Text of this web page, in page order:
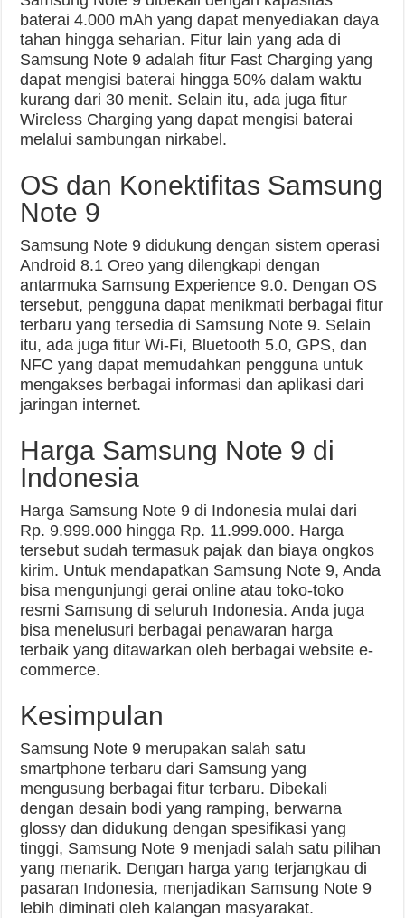
baterai 4.000 mAh yang dapat menyediakan daya
tahan hingga seharian. Fitur lain yang ada di
Samsung Note 9 adalah fitur Fast Charging yang
dapat mengisi baterai hingga 50% dalam waktu
kurang dari 30 menit. Selain itu, ada juga fitur
Wireless Charging yang dapat mengisi baterai
melalui sambungan nirkabel.
OS dan Konektifitas Samsung
Note 9
Samsung Note 9 didukung dengan sistem operasi
Android 8.1 Oreo yang dilengkapi dengan
antarmuka Samsung Experience 9.0. Dengan OS
tersebut, pengguna dapat menikmati berbagai fitur
terbaru yang tersedia di Samsung Note 9. Selain
itu, ada juga fitur Wi-Fi, Bluetooth 5.0, GPS, dan
NFC yang dapat memudahkan pengguna untuk
mengakses berbagai informasi dan aplikasi dari
jaringan internet.
Harga Samsung Note 9 di
Indonesia
Harga Samsung Note 9 di Indonesia mulai dari
Rp. 9.999.000 hingga Rp. 11.999.000. Harga
tersebut sudah termasuk pajak dan biaya ongkos
kirim. Untuk mendapatkan Samsung Note 9, Anda
bisa mengunjungi gerai online atau toko-toko
resmi Samsung di seluruh Indonesia. Anda juga
bisa menelusuri berbagai penawaran harga
terbaik yang ditawarkan oleh berbagai website e-
commerce.
Kesimpulan
Samsung Note 9 merupakan salah satu
smartphone terbaru dari Samsung yang
mengusung berbagai fitur terbaru. Dibekali
dengan desain bodi yang ramping, berwarna
glossy dan didukung dengan spesifikasi yang
tinggi, Samsung Note 9 menjadi salah satu pilihan
yang menarik. Dengan harga yang terjangkau di
pasaran Indonesia, menjadikan Samsung Note 9
lebih diminati oleh kalangan masyarakat.